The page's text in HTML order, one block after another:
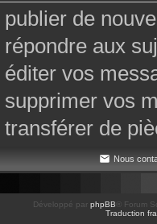
publier de
répondre aux
éditer vos
supprimer vos
transférer de
Nous
Développé par phpBB ® Forum
Traduction